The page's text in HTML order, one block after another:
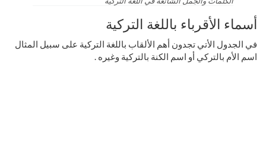
أسماء الأقرباء باللغة التركية
في الجدول الأتي تجدون أهم الألقاب باللغة التركية على سبيل المثال
اسم الأم بالتركي أو اسم الكنة بالتركية وغيره .